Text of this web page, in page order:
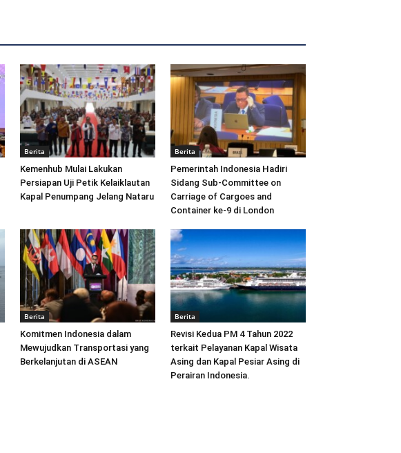
Berita
Kemenhub Mulai Lakukan
Persiapan Uji Petik Kelaiklautan
Kapal Penumpang Jelang Nataru
Berita
Pemerintah Indonesia Hadiri
Sidang Sub-Committee on
Carriage of Cargoes and
Container ke-9 di London
Berita
Komitmen Indonesia dalam
Mewujudkan Transportasi yang
Berkelanjutan di ASEAN
Berita
Revisi Kedua PM 4 Tahun 2022
terkait Pelayanan Kapal Wisata
Asing dan Kapal Pesiar Asing di
Perairan Indonesia.